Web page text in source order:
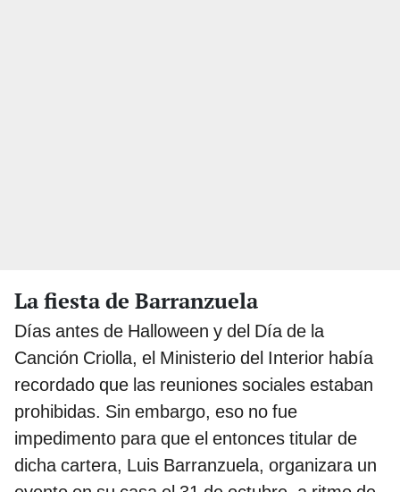
La fiesta de Barranzuela
Días antes de Halloween y del Día de la
Canción Criolla, el Ministerio del Interior había
recordado que las reuniones sociales estaban
prohibidas. Sin embargo, eso no fue
impedimento para que el entonces titular de
dicha cartera, Luis Barranzuela, organizara un